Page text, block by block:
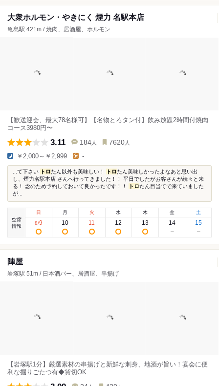
大衆ホルモン・やきにく 煙力 名駅本店
亀島駅 421m / 焼肉、居酒屋、ホルモン
【歓送迎会、最大78名様可】【名物とろタン付】飲み放題2時間付焼肉
コース3980円〜
3.11 184 人 7620 人
￥2,000～￥2,999 -
...て下さい トロたん以外も美味しい！ トロたん美味しかったよなあと思い出
し、煙力名駅本店 さんへ行ってきました！！ 平日でしたがお客さんが続々と来
る！ 念のため予約しておいて良かったです！！
トロたん目当てで来ていました
が...
空席
情報
日
8/9
月
10
火
11
水
12
木
13
金
14
土
15
陣屋
岩塚駅 51m / 日本酒バー、居酒屋、串揚げ
【岩塚駅1分】厳選素材の串揚げと新鮮な刺身、地酒が旨い！宴会に便
利な掘りごたつ有◆貸切OK